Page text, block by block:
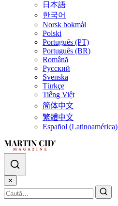
日本語
한국어
Norsk bokmål
Polski
Português (PT)
Português (BR)
Română
Русский
Svenska
Türkçe
Tiếng Việt
简体中文
繁體中文
Español (Latinoamérica)
✕